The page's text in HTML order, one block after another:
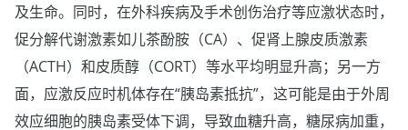
及生命。同时，在外科疾病及手术创伤治疗等应激状态时，
促分解代谢激素如儿茶酚胺（CA）、促肾上腺皮质激素
（ACTH）和皮质醇（CORT）等水平均明显升高；另一方
面，应激反应时机体存在“胰岛素抵抗”，这可能是由于外周
效应细胞的胰岛素受体下调，导致血糖升高，糖尿病加重，